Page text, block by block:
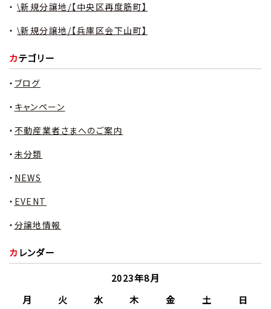
\新規分譲地/【中央区再度筋町】
\新規分譲地/【兵庫区会下山町】
カテゴリー
ブログ
キャンペーン
不動産業者さまへのご案内
未分類
NEWS
EVENT
分譲地情報
カレンダー
2023年8月
月
火 水 木 金 土
日